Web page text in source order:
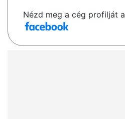
Nézd meg a cég profilját a